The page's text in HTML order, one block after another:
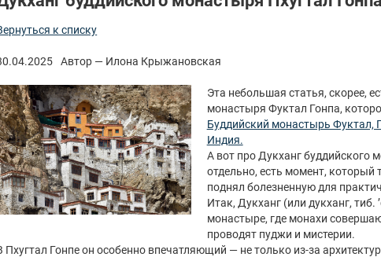
к списку
Автор — Илона Крыжановская
Эта небольшая статья, скорее,
монастыря Фуктал Гонпа,
Буддийский монастырь Фуктал,
Индия.
А вот про Дукханг буддийского
отдельно, есть момент, который
поднял болезненную для
Итак, Дукханг (или дукханг,
монастыре, где монахи
проводят пуджи и мистерии.
Пхугтал Гонпе он особенно впечатляющий — не только из-за